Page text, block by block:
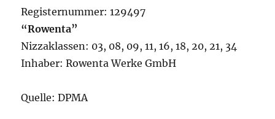
Registernummer: 129497
“Rowenta”
Nizzaklassen: 03, 08, 09, 11, 16, 18, 20, 21, 34
Inhaber: Rowenta Werke GmbH
Quelle: DPMA